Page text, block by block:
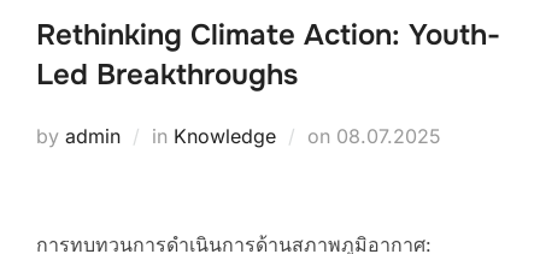
Rethinking Climate Action: Youth-
Led Breakthroughs
by admin in Knowledge on Posted
08.07.2025
การทบทวนการดำเนินการด้านสภาพภูมิอากาศ: